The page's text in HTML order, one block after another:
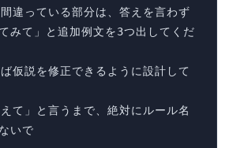
違っている部分は、答えを言わず
みて」と追加例文を3つ出してくだ
仮説を修正できるように設計して
て」と言うまで、絶対にルール名
いで